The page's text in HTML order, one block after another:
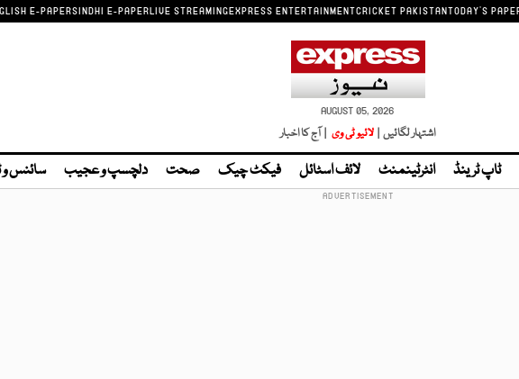
E-PAPERSINDHI E-PAPERLIVE STREAMINGEXPRESS ENTERTAINMENTCRICKET PAKISTANTODAY'S
AUGUST 05, 2026
اشتہار لگائیں | لائیو ٹی وی | آج کا اخبار
ٹاپ ٹرینڈ انٹرٹینمنٹ لائف اسٹائل فیکٹ چیک صحت دلچسپ و عجیب سائنس و